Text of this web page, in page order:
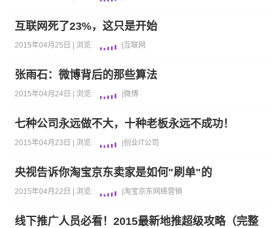
互联网死了23%，这只是开始
2015年04月25日 | 浏览: 互联网
张雨石：微博背后的那些算法
2015年04月24日 | 浏览: |微博
七种公司永远做不大，十种老板永远不成功！
2015年04月23日 | 浏览: |创业 IT公司
央视告诉你淘宝京东卖家是如何"刷单"的
2015年04月22日 | 浏览: |淘宝京东 网络营销
线下推广人员必看！2015最新地推超级攻略（完整